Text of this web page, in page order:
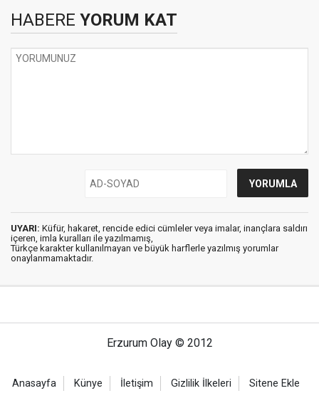
HABERE YORUM KAT
UYARI: Küfür, hakaret, rencide edici cümleler veya imalar, inançlara saldırı
içeren, imla kuralları ile yazılmamış,
Türkçe karakter kullanılmayan ve büyük harflerle yazılmış yorumlar
onaylanmamaktadır.
Erzurum Olay © 2012
Anasayfa Künye İletişim Gizlilik İlkeleri Sitene Ekle